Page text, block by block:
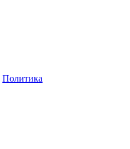
Политика